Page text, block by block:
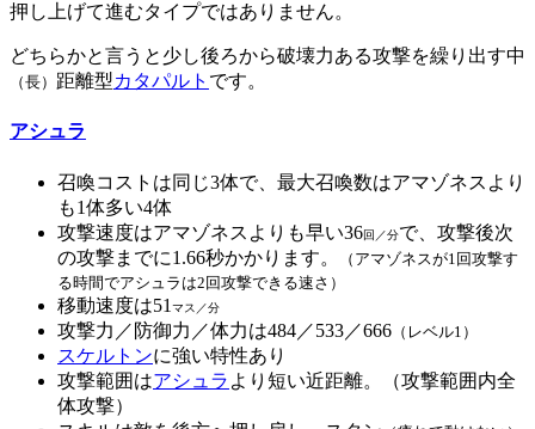
押し上げて進むタイプではありません。
どちらかと言うと少し後ろから破壊力ある攻撃を繰り出す中
（長） 距離型カタパルト です。
アシュラ
召喚コストは同じ3体で、最大召喚数はアマゾネスより
も1体多い4体
攻撃速度はアマゾネスよりも早い36回／分で、攻撃後次
の攻撃までに1.66秒かかります。
（アマゾネスが1回攻撃す
る時間でアシュラは2回攻撃できる速さ）
移動速度は51 マス／分
攻撃力／防御力／体力は484／533／666 （レベル1）
スケルトンに強い特性あり
攻撃範囲はアシュラ より短い近距離。（攻撃範囲内全
体攻撃）